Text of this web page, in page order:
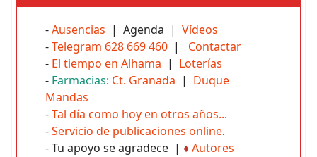
-Ausencias | Agenda | Vídeos
-Telegram 628 669 460 | Contactar
- El tiempo en Alhama | Loterías
- Farmacias: Ct. Granada | Duque
Mandas
-Tal día como hoy en otros años...
-Servicio de publicaciones online.
- Tu apoyo se agradece | ♦Autores